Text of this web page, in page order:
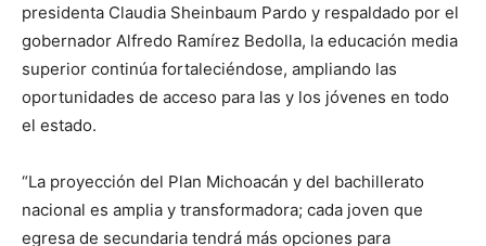
presidenta Claudia Sheinbaum Pardo y respaldado por el
gobernador Alfredo Ramírez Bedolla, la educación media
superior continúa fortaleciéndose, ampliando las
oportunidades de acceso para las y los jóvenes en todo
el estado.
“La proyección del Plan Michoacán y del bachillerato
nacional es amplia y transformadora; cada joven que
egresa de secundaria tendrá más opciones para